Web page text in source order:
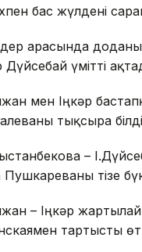
бас жүлдені
арасында
Дүйсебай үмітті
мен Іңкәр
тықсыра
–
тізе
– Іңкәр
тартысты